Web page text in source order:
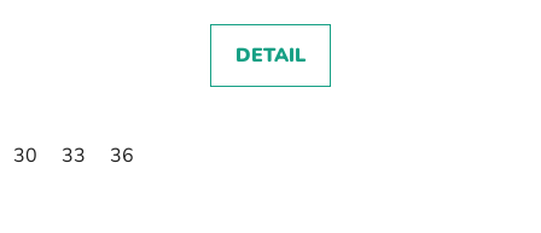
DETAIL
30 33 36